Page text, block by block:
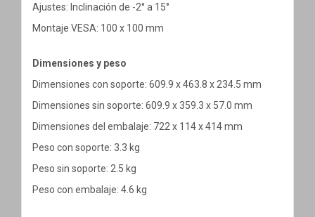
Ajustes: Inclinación de -2° a 15°
Montaje VESA: 100 x 100 mm
Dimensiones y peso
Dimensiones con soporte: 609.9 x 463.8 x 234.5 mm
Dimensiones sin soporte: 609.9 x 359.3 x 57.0 mm
Dimensiones del embalaje: 722 x 114 x 414 mm
Peso con soporte: 3.3 kg
Peso sin soporte: 2.5 kg
Peso con embalaje: 4.6 kg